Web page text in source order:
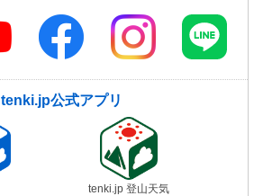
tenki.jp公式アプリ
tenki.jp 登山天気